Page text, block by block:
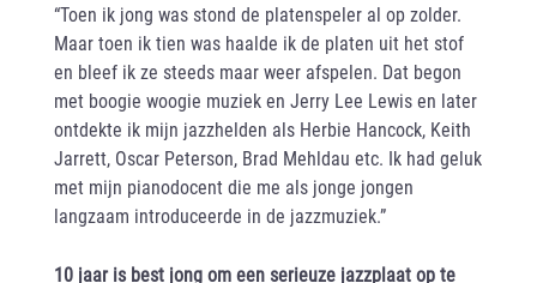
“Toen ik jong was stond de platenspeler al op zolder.
Maar toen ik tien was haalde ik de platen uit het stof
en bleef ik ze steeds maar weer afspelen. Dat begon
met boogie woogie muziek en Jerry Lee Lewis en later
ontdekte ik mijn jazzhelden als Herbie Hancock, Keith
Jarrett, Oscar Peterson, Brad Mehldau etc. Ik had geluk
met mijn pianodocent die me als jonge jongen
langzaam introduceerde in de jazzmuziek.”
10 jaar is best jong om een serieuze jazzplaat op te